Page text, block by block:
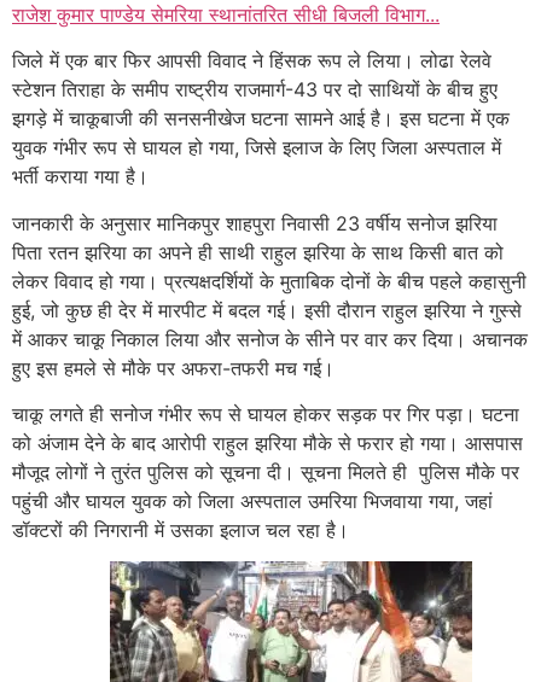
राजेश कुमार पाण्डेय सेमरिया स्थानांतरित सीधी बिजली विभाग...
जिले में एक बार फिर आपसी विवाद ने हिंसक रूप ले लिया। लोढा रेलवे
स्टेशन तिराहा के समीप राष्ट्रीय राजमार्ग-43 पर दो साथियों के बीच हुए
झगड़े में चाकूबाजी की सनसनीखेज घटना सामने आई है। इस घटना में एक
युवक गंभीर रूप से घायल हो गया, जिसे इलाज के लिए जिला अस्पताल में
भर्ती कराया गया है।
जानकारी के अनुसार मानिकपुर शाहपुरा निवासी 23 वर्षीय सनोज झरिया
पिता रतन झरिया का अपने ही साथी राहुल झरिया के साथ किसी बात को
लेकर विवाद हो गया। प्रत्यक्षदर्शियों के मुताबिक दोनों के बीच पहले कहासुनी
हुई, जो कुछ ही देर में मारपीट में बदल गई। इसी दौरान राहुल झरिया ने गुस्से
में आकर चाकू निकाल लिया और सनोज के सीने पर वार कर दिया। अचानक
हुए इस हमले से मौके पर अफरा-तफरी मच गई।
चाकू लगते ही सनोज गंभीर रूप से घायल होकर सड़क पर गिर पड़ा। घटना
को अंजाम देने के बाद आरोपी राहुल झरिया मौके से फरार हो गया। आसपास
मौजूद लोगों ने तुरंत पुलिस को सूचना दी। सूचना मिलते ही पुलिस मौके पर
पहुंची और घायल युवक को जिला अस्पताल उमरिया भिजवाया गया, जहां
डॉक्टरों की निगरानी में उसका इलाज चल रहा है।